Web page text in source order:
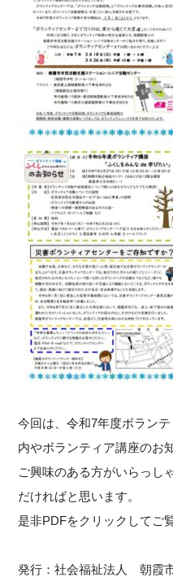
今回は、令和7年度ボラン
内やボランティア講座のお
ご興味のある方がいらっし
だければと思います。
是非PDFをクリックしてご
発行：社会福祉法人 朝霞